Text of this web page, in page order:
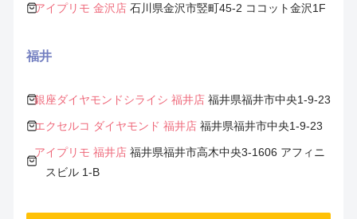
アイプリモ 金沢店 石川県金沢市竪町45-2 ココット金沢1F
福井
銀座ダイヤモンドシライシ 福井店 福井県福井市中央1-9-23
エクセルコ ダイヤモンド 福井店 福井県福井市中央1-9-23
アイプリモ 福井店 福井県福井市高木中央3-1606 アフィニ
スビル 1-B